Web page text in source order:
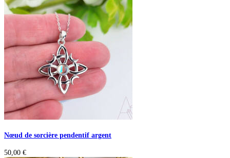
Nœud de sorcière pendentif argent
50,00 €